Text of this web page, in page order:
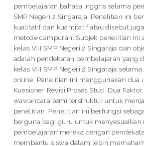
pembelajaran bahasa Inggris selama
SMP Negeri 2 Singaraja. Penelitian ini
kualitatif dan kuantitatif atau disebut
metode campuran. Subjek penelitian ini
kelas VIII SMP Negeri 2 Singaraja dan
adalah pendekatan pembelajaran yang
kelas VIII SMP Negeri 2 Singaraja
online. Penelitian ini menggunakan dua
Kuesioner Revisi Proses Studi Dua
wawancara semi terstruktur untuk
penelitian. Penelitian ini berfungsi
berguna bagi guru untuk menyesuaikan
pembelajaran mereka dengan
membantu siswa dalam lebih